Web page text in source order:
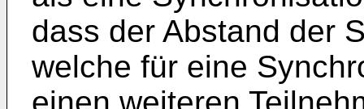
dass der Abstand der
welche für eine